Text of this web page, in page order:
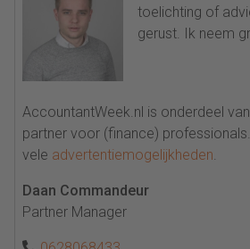
toelichting of
gerust. Ik neem
AccountantWeek.nl is onderdeel van
partner voor (finance)
vele advertentiemogelijkheden.
Daan Commandeur
Partner Manager